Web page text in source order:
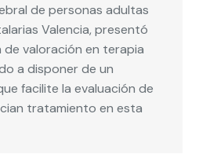
de personas adultas
Valencia, presentó
valoración en terapia
a disponer de un
facilite la evaluación de
tratamiento en esta